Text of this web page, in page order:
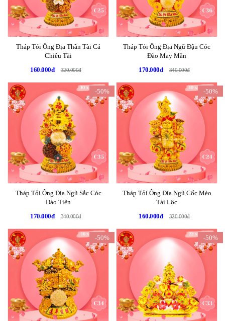
Tháp Tỏi Ông Địa Thần Tài Cá
Chiêu Tài
160.000đ
320.000đ
Tháp Tỏi Ông Địa Ngũ Đậu Cóc
Đào May Mắn
170.000đ
340.000đ
-50%
Tháp Tỏi Ông Địa Ngũ Sắc Cóc
Đào Tiên
170.000đ
340.000đ
-50%
Tháp Tỏi Ông Địa Ngũ Cốc Mèo
Tài Lộc
160.000đ
320.000đ
-50% -50%